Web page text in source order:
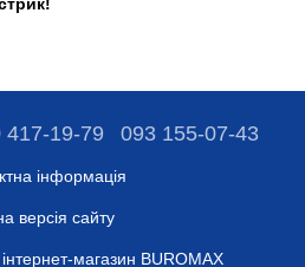
417-19-79 093 155-07-43
інформація
версія сайту
магазин BUROMAX